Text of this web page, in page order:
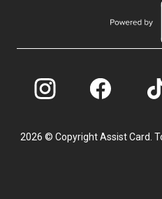
2026 © Copyright Assist Card.